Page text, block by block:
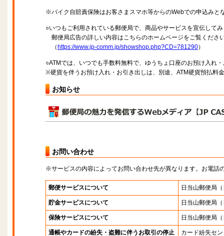
※バイク自賠責保険はお客さまスマホ等からのWebでの申込みと
○いつもご利用されている郵便局で、商品やサービスを宣伝して
郵便局広告の詳しい内容はこちらのホームページをご覧くださ
（ https://www.jp-comm.jp/showshop.php?CD=781290）
○ATMでは、いつでも手数料無料で、ゆうちょ口座のお預け入れ
※硬貨を伴うお預け入れ・お引き出しは、別途、ATM硬貨預払料
お知らせ
お問い合わせ
※サービスの内容によってお問い合わせ先が異なります。お電話
郵便サービスについて 日当山郵便局
貯金サービスについて 日当山郵便局
保険サービスについて 日当山郵便局
通帳やカードの紛失・盗難に伴うお取引の停止 カード紛失セ